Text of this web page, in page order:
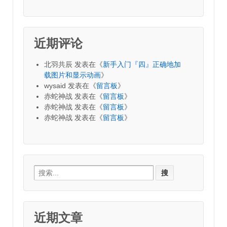
近期评论
北羽共辰 发表在《新手入门『四』正确地加
载图片和显示动画》
wysaid 发表在《留言板》
赤蛇神战 发表在《留言板》
赤蛇神战 发表在《留言板》
赤蛇神战 发表在《留言板》
Search
for:
近期文章